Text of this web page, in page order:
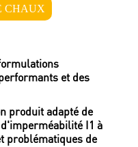
CHAUX
et des
produit adapté de
d'imperméabilité I1 à
problématiques de